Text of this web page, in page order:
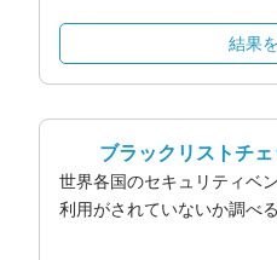
結果
ブラックリストチェ
世界各国のセキュリティベ
利用がされていないか調べ